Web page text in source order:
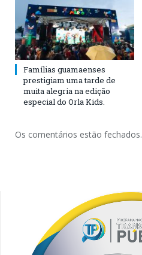
Famílias guamaenses
prestigiam uma tarde de
muita alegria na edição
especial do Orla Kids.
Os comentários estão fechados.